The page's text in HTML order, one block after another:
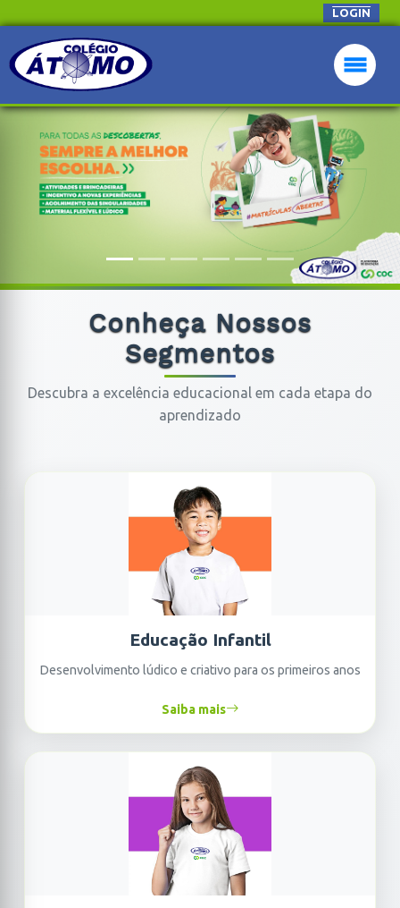
LOGIN
Conheça Nossos
Segmentos
Descubra a excelência educacional em cada etapa do
aprendizado
Educação Infantil
Desenvolvimento lúdico e criativo para os primeiros anos
Saiba mais